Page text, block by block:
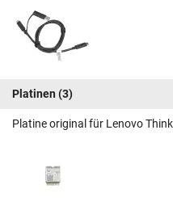
Platinen (3)
Platine original für Lenovo